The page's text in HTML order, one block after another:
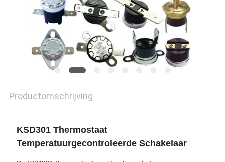
Productomschrijving
KSD301 Thermostaat
Temperatuurgecontroleerde Schakelaar